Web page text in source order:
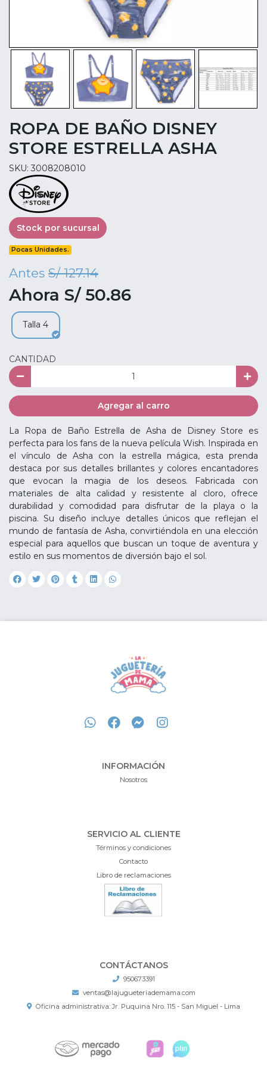
ROPA DE BAÑO DISNEY
STORE ESTRELLA ASHA
SKU: 3008208010
Stock por sucursal
Pocas Unidades.
Antes S/ 127.14
Ahora S/ 50.86
Talla 4
CANTIDAD
Agregar al carro
La Ropa de Baño Estrella de Asha de Disney Store es
perfecta para los fans de la nueva película Wish. Inspirada en
el vínculo de Asha con la estrella mágica, esta prenda
destaca por sus detalles brillantes y colores encantadores
que evocan la magia de los deseos. Fabricada con
materiales de alta calidad y resistente al cloro, ofrece
durabilidad y comodidad para disfrutar de la playa o la
piscina. Su diseño incluye detalles únicos que reflejan el
mundo de fantasía de Asha, convirtiéndola en una elección
especial para aquellos que buscan un toque de aventura y
estilo en sus momentos de diversión bajo el sol.
INFORMACIÓN
Nosotros
SERVICIO AL CLIENTE
Términos y condiciones
Contacto
Libro de reclamaciones
CONTÁCTANOS
950673391
ventas@lajugueteriademama.com
Oficina administrativa: Jr. Puquina Nro. 115 - San Miguel - Lima